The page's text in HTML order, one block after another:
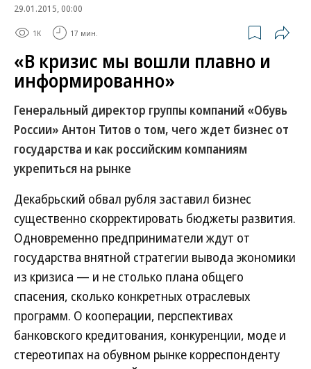
29.01.2015, 00:00
1K 17 мин.
«В кризис мы вошли плавно и
информированно»
Генеральный директор группы компаний «Обувь
России» Антон Титов о том, чего ждет бизнес от
государства и как российским компаниям
укрепиться на рынке
Декабрьский обвал рубля заставил бизнес
существенно скорректировать бюджеты развития.
Одновременно предприниматели ждут от
государства внятной стратегии вывода экономики
из кризиса — и не столько плана общего
спасения, сколько конкретных отраслевых
программ. О кооперации, перспективах
банковского кредитования, конкуренции, моде и
стереотипах на обувном рынке корреспонденту